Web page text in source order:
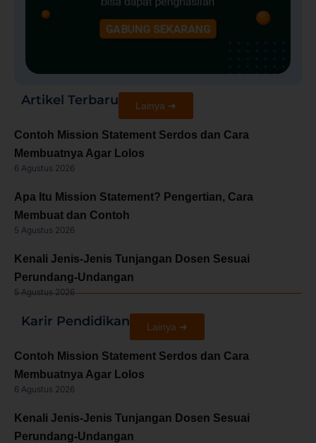
Artikel Terbaru Lainya ➜
Contoh Mission Statement Serdos dan Cara
Membuatnya Agar Lolos
6 Agustus 2026
Apa Itu Mission Statement? Pengertian, Cara
Membuat dan Contoh
5 Agustus 2026
Kenali Jenis-Jenis Tunjangan Dosen Sesuai
Perundang-Undangan
5 Agustus 2026
Karir Pendidikan Lainya ➜
Contoh Mission Statement Serdos dan Cara
Membuatnya Agar Lolos
6 Agustus 2026
Kenali Jenis-Jenis Tunjangan Dosen Sesuai
Perundang-Undangan